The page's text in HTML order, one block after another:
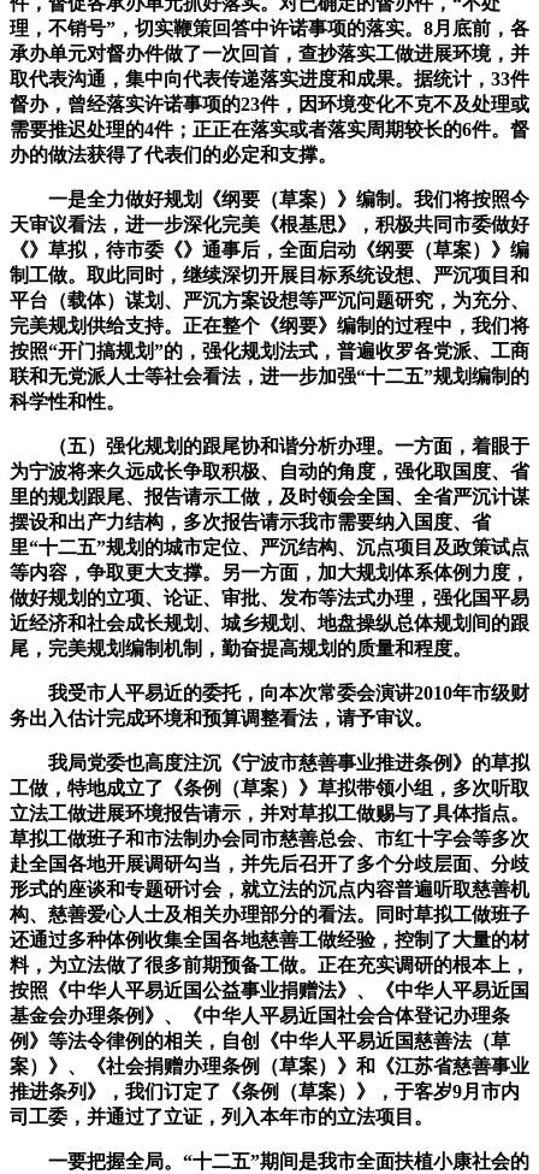
理，不销号”，切实鞭策回答中许诺事项的落实。8月底前，各
承办单元对督办件做了一次回首，查抄落实工做进展环境，并
取代表沟通，集中向代表传递落实进度和成果。据统计，33件
督办，曾经落实许诺事项的23件，因环境变化不克不及处理或
需要推迟处理的4件；正正在落实或者落实周期较长的6件。督
办的做法获得了代表们的必定和支撑。
一是全力做好规划《纲要（草案）》编制。我们将按照今
天审议看法，进一步深化完美《根基思》，积极共同市委做好
《》草拟，待市委《》通事后，全面启动《纲要（草案）》编
制工做。取此同时，继续深切开展目标系统设想、严沉项目和
平台（载体）谋划、严沉方案设想等严沉问题研究，为充分、
完美规划供给支持。正在整个《纲要》编制的过程中，我们将
按照“开门搞规划”的，强化规划法式，普遍收罗各党派、工商
联和无党派人士等社会看法，进一步加强“十二五”规划编制的
科学性和性。
（五）强化规划的跟尾协和谐分析办理。一方面，着眼于
为宁波将来久远成长争取积极、自动的角度，强化取国度、省
里的规划跟尾、报告请示工做，及时领会全国、全省严沉计谋
摆设和出产力结构，多次报告请示我市需要纳入国度、省
里“十二五”规划的城市定位、严沉结构、沉点项目及政策试点
等内容，争取更大支撑。另一方面，加大规划体系体例力度，
做好规划的立项、论证、审批、发布等法式办理，强化国平易
近经济和社会成长规划、城乡规划、地盘操纵总体规划间的跟
尾，完美规划编制机制，勤奋提高规划的质量和程度。
我受市人平易近的委托，向本次常委会演讲2010年市级财
务出入估计完成环境和预算调整看法，请予审议。
我局党委也高度注沉《宁波市慈善事业推进条例》的草拟
工做，特地成立了《条例（草案）》草拟带领小组，多次听取
立法工做进展环境报告请示，并对草拟工做赐与了具体指点。
草拟工做班子和市法制办会同市慈善总会、市红十字会等多次
赴全国各地开展调研勾当，并先后召开了多个分歧层面、分歧
形式的座谈和专题研讨会，就立法的沉点内容普遍听取慈善机
构、慈善爱心人士及相关办理部分的看法。同时草拟工做班子
还通过多种体例收集全国各地慈善工做经验，控制了大量的材
料，为立法做了很多前期预备工做。正在充实调研的根本上，
按照《中华人平易近国公益事业捐赠法》、《中华人平易近国
基金会办理条例》、《中华人平易近国社会合体登记办理条
例》等法令律例的相关，自创《中华人平易近国慈善法（草
案）》、《社会捐赠办理条例（草案）》和《江苏省慈善事业
推进条列》，我们订定了《条例（草案）》，于客岁9月市内
司工委，并通过了立证，列入本年市的立法项目。
一要把握全局。“十二五”期间是我市全面扶植小康社会的